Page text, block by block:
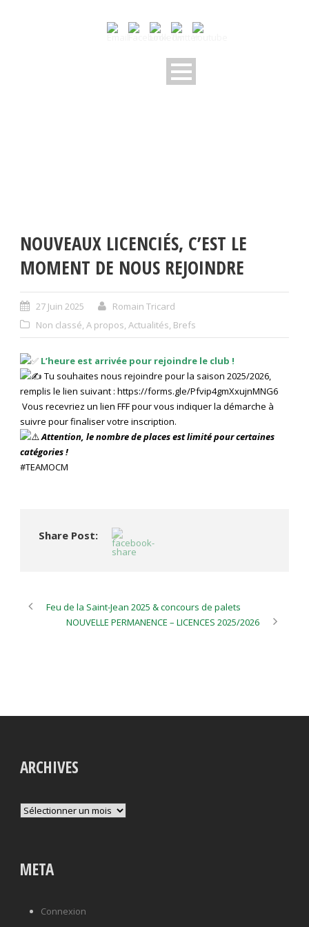
NOUVEAUX LICENCIÉS, C’EST LE
MOMENT DE NOUS REJOINDRE
27 Juin 2025
Romain Tricard
Non classé, A propos, Actualités, Brefs
L’heure est arrivée pour rejoindre le club !
Tu souhaites nous rejoindre pour la saison 2025/2026,
remplis le lien suivant : https://forms.gle/Pfvip4gmXxujnMNG6
Vous recevriez un lien FFF pour vous indiquer la démarche à
suivre pour finaliser votre inscription.
Attention, le nombre de places est limité pour certaines
catégories !
#TEAMOCM
Share Post:
Feu de la Saint-Jean 2025 & concours de palets
NOUVELLE PERMANENCE – LICENCES 2025/2026
ARCHIVES
Archives
META
Connexion